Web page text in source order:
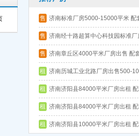
售 济南标准厂房5000-15000平米 配
污方便 政府扶持
售 济南经十路超算中心科技园标准厂
售 济南章丘区4000平米厂房出售 配
租 济南历城工业北路厂房出售500-
租 济南济阳县84000平米厂房出租
政府扶持 房租补贴
租 济南济阳县84000平米厂房出租
活 政府扶持 手续一应俱全
租 济南济阳县10000平米厂房出租